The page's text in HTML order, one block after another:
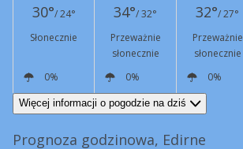
30°/ 24° 34°/ 32° 32°/ 27°
Słonecznie
Przeważnie
słonecznie
Przeważnie
słonecznie
0%
0% 0%
N
14 km/h N
16 km/h
Więcej informacji o pogodzie na dziś
Prognoza godzinowa, Edirne